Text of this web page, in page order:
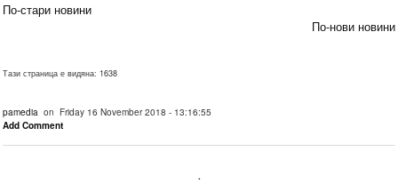
По-стари новини
По-нови новини
Тази страница е видяна: 1638
pamedia on Friday 16 November 2018 - 13:16:55
Add Comment
.